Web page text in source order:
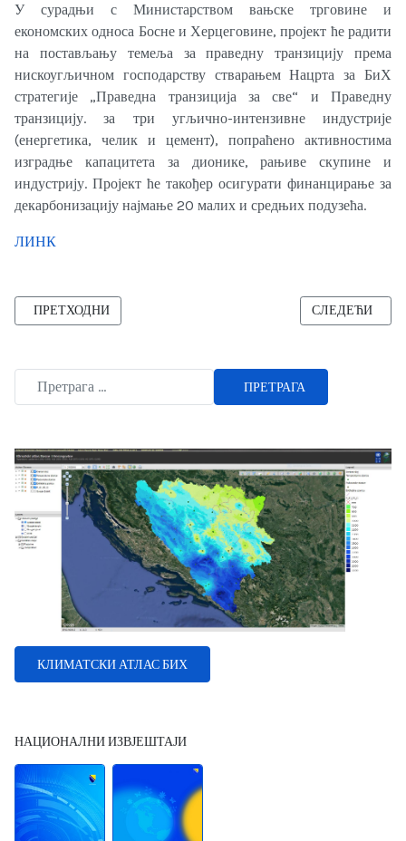
У сурадњи с Министарством вањске трговине и
економских односа Босне и Херцеговине, пројект ће радити
на постављању темеља за праведну транзицију према
нискоугљичном господарству стварањем Нацрта за БиХ
стратегије „Праведна транзиција за све“ и Праведну
транзицију. за три угљично-интензивне индустрије
(енергетика, челик и цемент), попраћено активностима
изградње капацитета за дионике, рањиве скупине и
индустрију. Пројект ће такођер осигурати финанцирање за
декарбонизацију најмање 20 малих и средњих подузећа.
ЛИНК
ПРЕТХОДНИ ЧЛАНАК: БИХ ПРВА У РЕГИЈИ ПРЕДСТАВИЛА
ПРЕТХОДНИ СЛЕДЕЋИ
СЛЕДЕЋИ
ПРЕТРАГА
КЛИМАТСКИ АТЛАС БИХ
НАЦИОНАЛНИ ИЗВЈЕШТАЈИ